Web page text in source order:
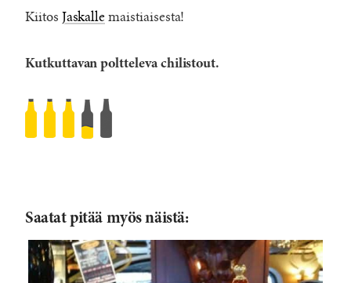
Kiitos Jaskalle maistiaisesta!
Kutkuttavan poltteleva chilistout.
Panimo
Hiisi
3.5/5
based
on
Saatat pitää myös näistä: